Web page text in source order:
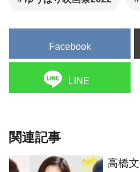
ーズ作
集め
歴史あ
Facebook
LINE
関連記事
高橋